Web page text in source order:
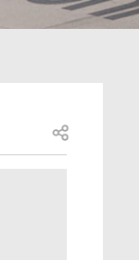
Open share